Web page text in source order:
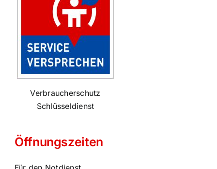
Verbraucherschutz
Schlüsseldienst
Öffnungszeiten